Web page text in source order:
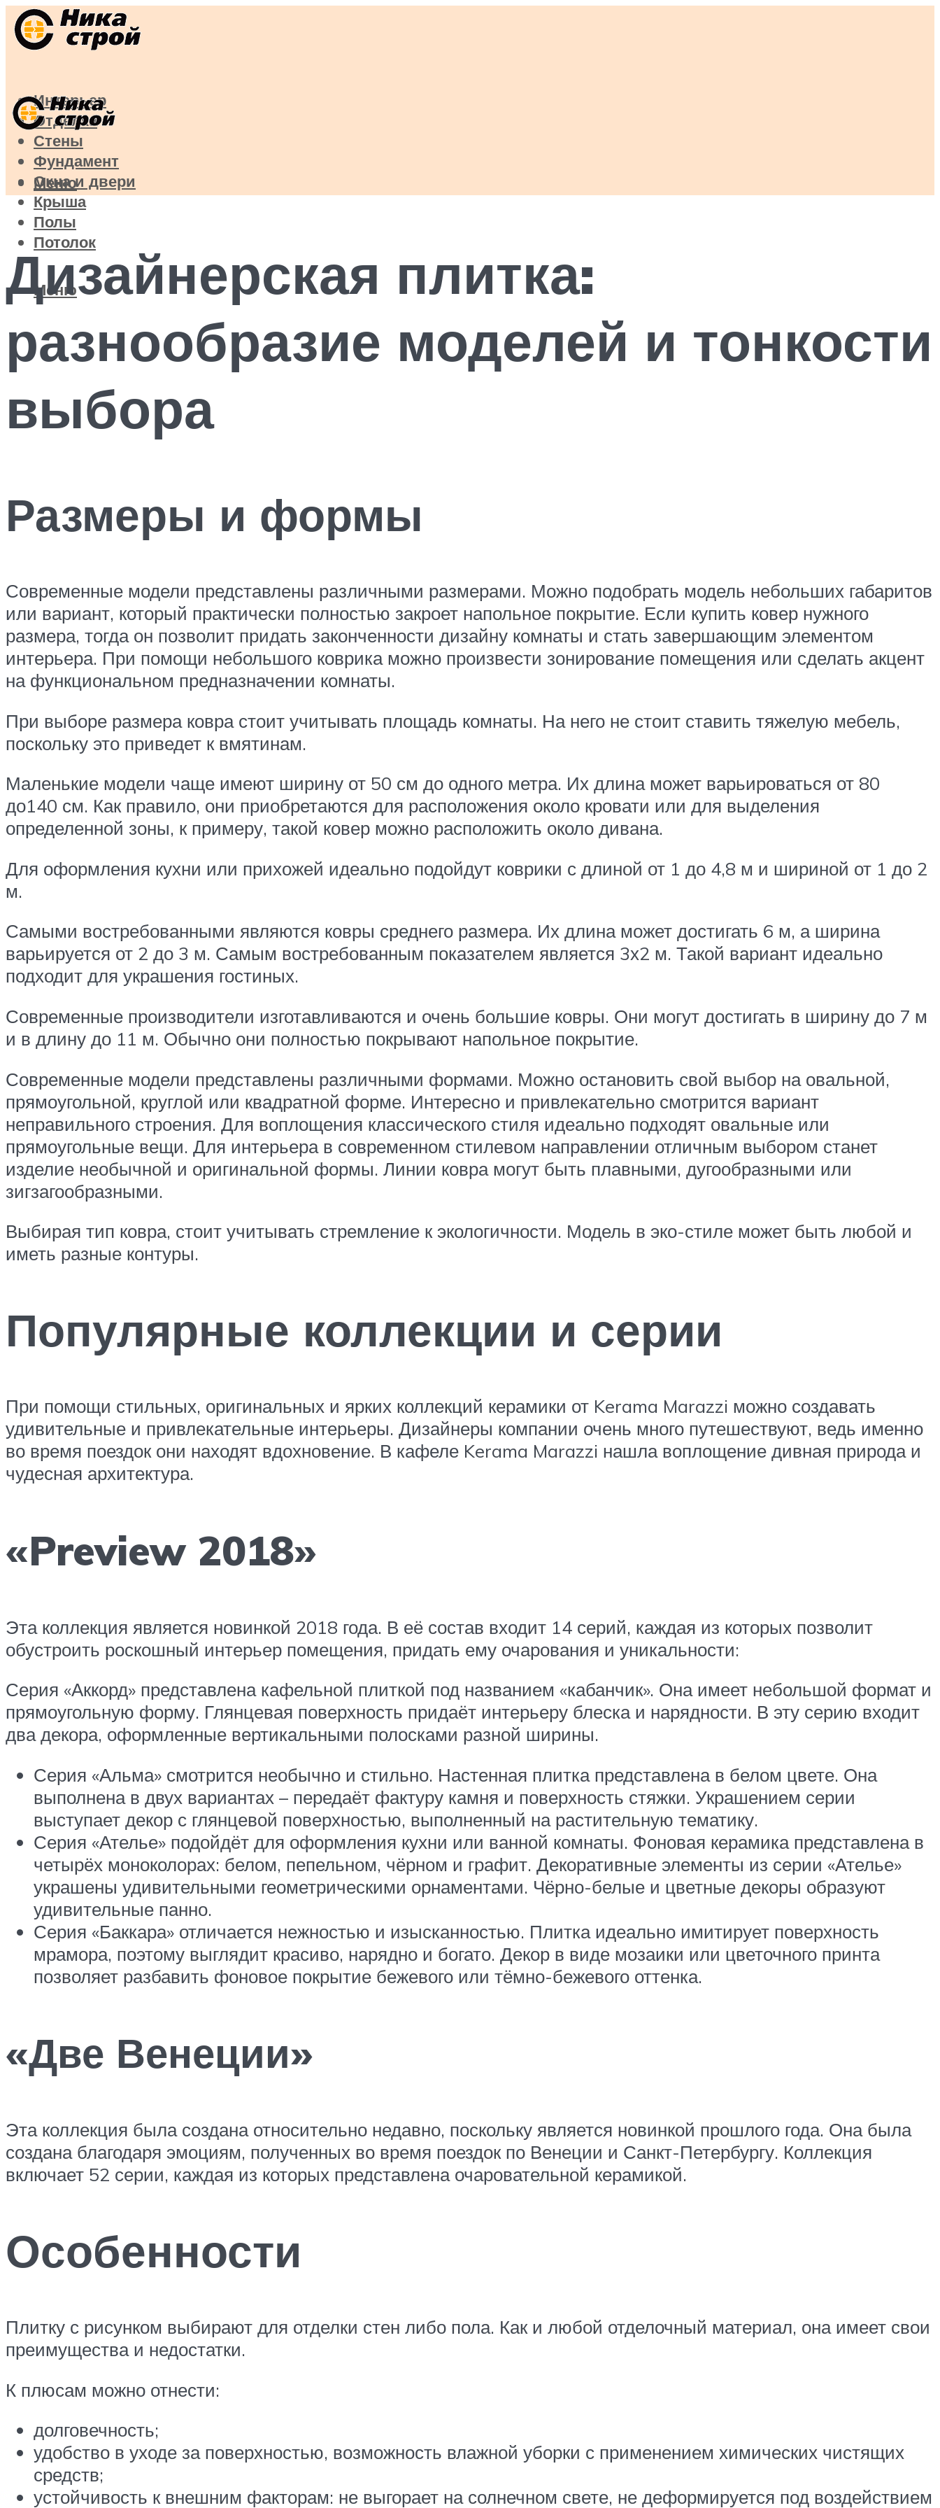
Интерьер
Отделка
Стены
Фундамент
Окна и двери
Крыша
Полы
Потолок
Меню
Меню
Дизайнерская плитка:
разнообразие моделей и тонкости
выбора
Размеры и формы
Современные модели представлены различными размерами. Можно подобрать модель небольших габаритов
или вариант, который практически полностью закроет напольное покрытие. Если купить ковер нужного
размера, тогда он позволит придать законченности дизайну комнаты и стать завершающим элементом
интерьера. При помощи небольшого коврика можно произвести зонирование помещения или сделать акцент
на функциональном предназначении комнаты.
При выборе размера ковра стоит учитывать площадь комнаты. На него не стоит ставить тяжелую мебель,
поскольку это приведет к вмятинам.
Маленькие модели чаще имеют ширину от 50 см до одного метра. Их длина может варьироваться от 80
до140 см. Как правило, они приобретаются для расположения около кровати или для выделения
определенной зоны, к примеру, такой ковер можно расположить около дивана.
Для оформления кухни или прихожей идеально подойдут коврики с длиной от 1 до 4,8 м и шириной от 1 до 2
м.
Самыми востребованными являются ковры среднего размера. Их длина может достигать 6 м, а ширина
варьируется от 2 до 3 м. Самым востребованным показателем является 3х2 м. Такой вариант идеально
подходит для украшения гостиных.
Современные производители изготавливаются и очень большие ковры. Они могут достигать в ширину до 7 м
и в длину до 11 м. Обычно они полностью покрывают напольное покрытие.
Современные модели представлены различными формами. Можно остановить свой выбор на овальной,
прямоугольной, круглой или квадратной форме. Интересно и привлекательно смотрится вариант
неправильного строения. Для воплощения классического стиля идеально подходят овальные или
прямоугольные вещи. Для интерьера в современном стилевом направлении отличным выбором станет
изделие необычной и оригинальной формы. Линии ковра могут быть плавными, дугообразными или
зигзагообразными.
Выбирая тип ковра, стоит учитывать стремление к экологичности. Модель в эко-стиле может быть любой и
иметь разные контуры.
Популярные коллекции и серии
При помощи стильных, оригинальных и ярких коллекций керамики от Kerama Marazzi можно создавать
удивительные и привлекательные интерьеры. Дизайнеры компании очень много путешествуют, ведь именно
во время поездок они находят вдохновение. В кафеле Kerama Marazzi нашла воплощение дивная природа и
чудесная архитектура.
«Preview 2018»
Эта коллекция является новинкой 2018 года. В её состав входит 14 серий, каждая из которых позволит
обустроить роскошный интерьер помещения, придать ему очарования и уникальности:
Серия «Аккорд» представлена кафельной плиткой под названием «кабанчик». Она имеет небольшой формат и
прямоугольную форму. Глянцевая поверхность придаёт интерьеру блеска и нарядности. В эту серию входит
два декора, оформленные вертикальными полосками разной ширины.
Серия «Альма» смотрится необычно и стильно. Настенная плитка представлена в белом цвете. Она
выполнена в двух вариантах – передаёт фактуру камня и поверхность стяжки. Украшением серии
выступает декор с глянцевой поверхностью, выполненный на растительную тематику.
Серия «Ателье» подойдёт для оформления кухни или ванной комнаты. Фоновая керамика представлена в
четырёх моноколорах: белом, пепельном, чёрном и графит. Декоративные элементы из серии «Ателье»
украшены удивительными геометрическими орнаментами. Чёрно-белые и цветные декоры образуют
удивительные панно.
Серия «Баккара» отличается нежностью и изысканностью. Плитка идеально имитирует поверхность
мрамора, поэтому выглядит красиво, нарядно и богато. Декор в виде мозаики или цветочного принта
позволяет разбавить фоновое покрытие бежевого или тёмно-бежевого оттенка.
«Две Венеции»
Эта коллекция была создана относительно недавно, поскольку является новинкой прошлого года. Она была
создана благодаря эмоциям, полученных во время поездок по Венеции и Санкт-Петербургу. Коллекция
включает 52 серии, каждая из которых представлена очаровательной керамикой.
Особенности
Плитку с рисунком выбирают для отделки стен либо пола. Как и любой отделочный материал, она имеет свои
преимущества и недостатки.
К плюсам можно отнести:
долговечность;
удобство в уходе за поверхностью, возможность влажной уборки с применением химических чистящих
средств;
устойчивость к внешним факторам: не выгорает на солнечном свете, не деформируется под воздействием